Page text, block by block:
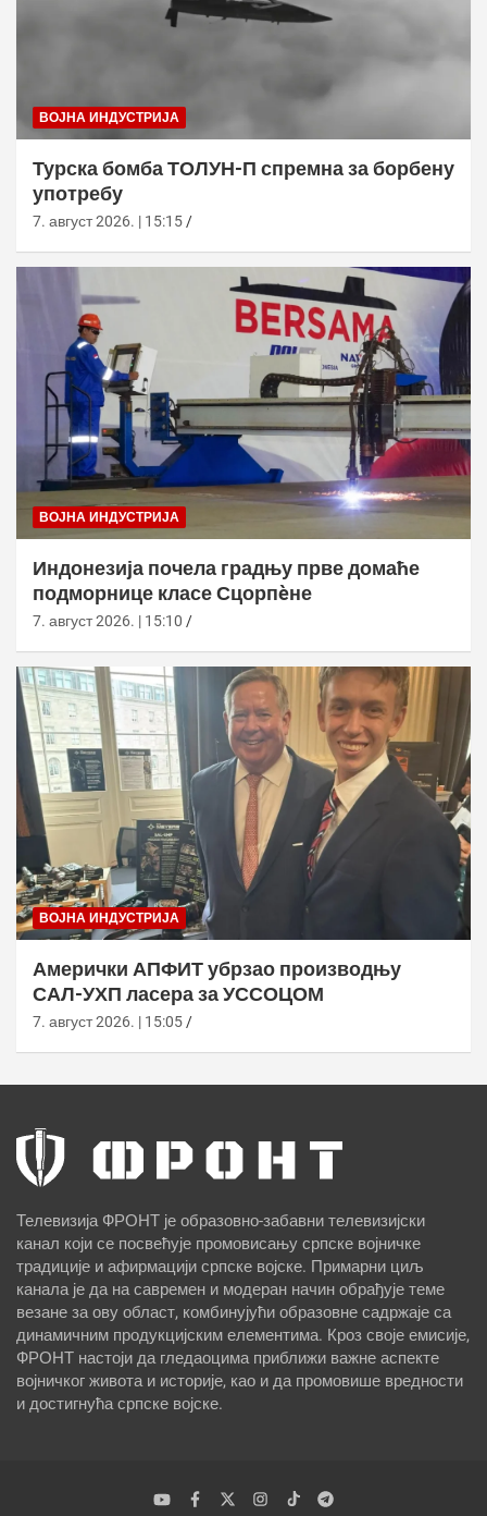
ВОЈНА ИНДУСТРИЈА
Турска бомба ТОЛУН-П спремна за борбену
употребу
7. август 2026. | 15:15
ВОЈНА ИНДУСТРИЈА
Индонезија почела градњу прве домаће
подморнице класе Сцорпèне
7. август 2026. | 15:10
ВОЈНА ИНДУСТРИЈА
Амерички АПФИТ убрзао производњу
САЛ-УХП ласера за УССОЦОМ
7. август 2026. | 15:05
Телевизија ФРОНТ је образовно-забавни телевизијски
канал који се посвећује промовисању српске војничке
традиције и афирмацији српске војске. Примарни циљ
канала је да на савремен и модеран начин обрађује теме
везане за ову област, комбинујући образовне садржаје са
динамичним продукцијским елементима. Кроз своје емисије,
ФРОНТ настоји да гледаоцима приближи важне аспекте
војничког живота и историје, као и да промовише вредности
и достигнућа српске војске.